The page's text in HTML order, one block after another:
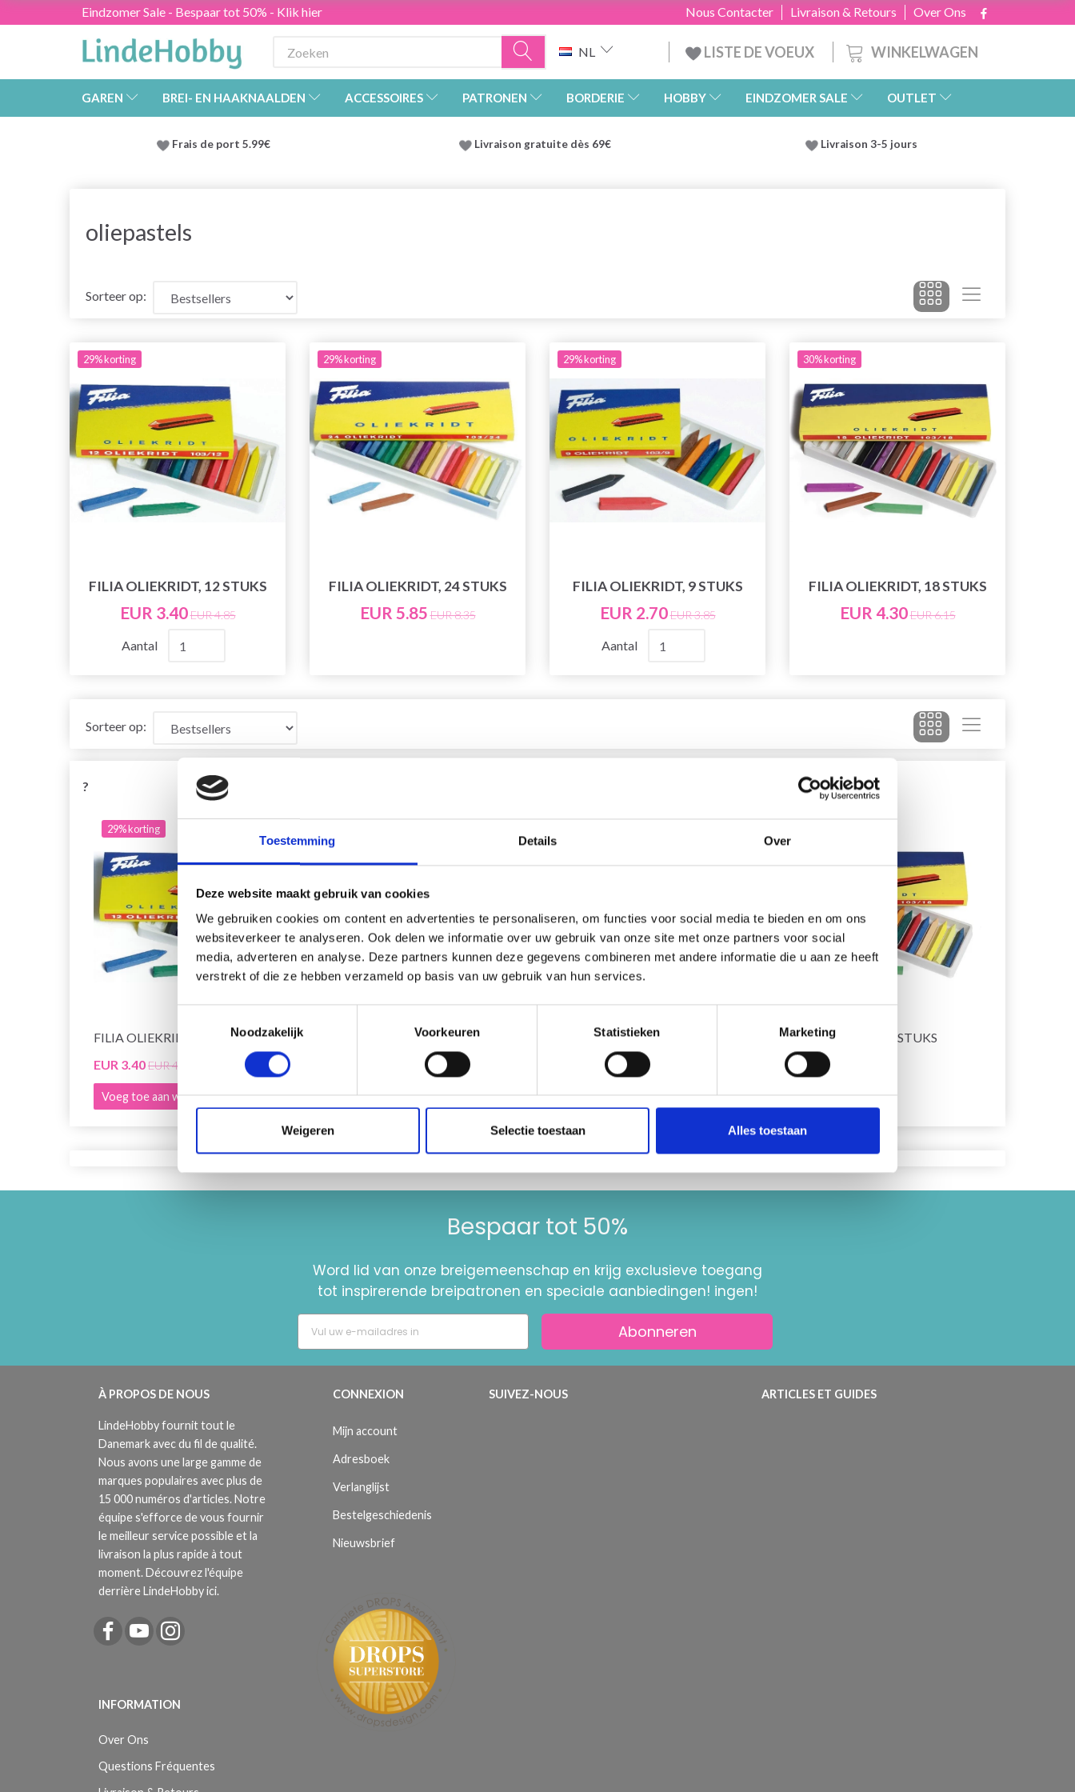
Toestemming Details Over
Deze website maakt gebruik van cookies
We gebruiken cookies om content en advertenties te personaliseren, om functies voor social media te bieden en om ons
websiteverkeer te analyseren. Ook delen we informatie over uw gebruik van onze site met onze partners voor social
media, adverteren en analyse. Deze partners kunnen deze gegevens combineren met andere informatie die u aan ze heeft
verstrekt of die ze hebben verzameld op basis van uw gebruik van hun services.
Noodzakelijk
Voorkeuren Statistieken Marketing
Weigeren Selectie toestaan Alles toestaan
Eindzomer Sale - Bespaar tot 50% - Klik hier Over Ons
Livraison & Retours
Nous Contacter
WINKELWAGEN
NL LISTE DE VOEUX
GAREN BREI- EN HAAKNAALDEN ACCESSOIRES PATRONEN BORDERIE HOBBY EINDZOMER SALE OUTLET
Frais de port 5.99€ Livraison gratuite dès 69€ Livraison 3-5 jours
oliepastels
Sorteer op:
29% korting
FILIA OLIEKRIDT, 12 STUKS
EUR 3.40EUR 4.85
Aantal
29% korting
FILIA OLIEKRIDT, 24 STUKS
EUR 5.85 EUR 8.35
29% korting
FILIA OLIEKRIDT, 9 STUKS
EUR 2.70EUR 3.85
Aantal
30% korting
FILIA OLIEKRIDT, 18 STUKS
EUR 4.30EUR 6.15
Sorteer op:
?
29% korting
FILIA OLIEKRIDT, 12 STUKS
EUR 3.40EUR 4.85
Voeg toe aan winkelwagen
FILIA OLIEKRIDT, 24 STUKS
Bekijk alle opties
FILIA OLIEKRIDT, 9 STUKS
EUR 3.85
Voeg toe aan winkelwagen
FILIA OLIEKRIDT, 18 STUKS
EUR 4.30
Bekijk alle opties
Bespaar tot 50%
Word lid van onze breigemeenschap en krijg exclusieve toegang
tot inspirerende breipatronen en speciale aanbiedingen! ingen!
Abonneren
À PROPOS DE NOUS
LindeHobby fournit tout le
Danemark avec du fil de qualité.
Nous avons une large gamme de
marques populaires avec plus de
15 000 numéros d'articles. Notre
équipe s'efforce de vous fournir
le meilleur service possible et la
livraison la plus rapide à tout
moment. Découvrez l'équipe
derrière LindeHobby ici.
INFORMATION
Over Ons
Questions Fréquentes
CONNEXION
Mijn account
Adresboek
Verlanglijst
Bestelgeschiedenis
Nieuwsbrief
SUIVEZ-NOUS ARTICLES ET GUIDES